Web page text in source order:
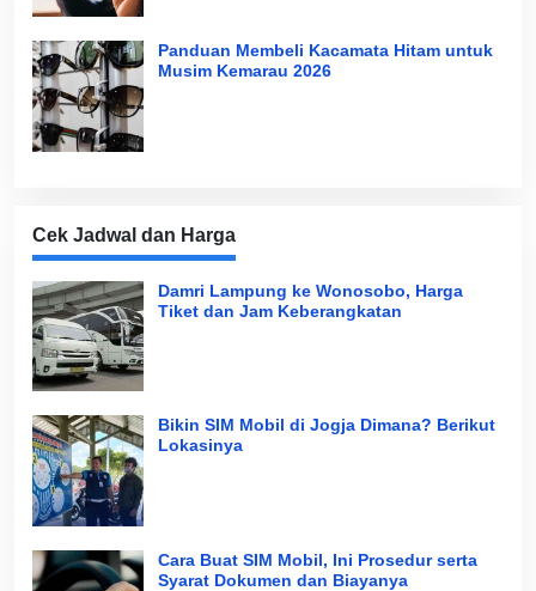
Panduan Membeli Kacamata Hitam untuk
Musim Kemarau 2026
Cek Jadwal dan Harga
Damri Lampung ke Wonosobo, Harga
Tiket dan Jam Keberangkatan
Bikin SIM Mobil di Jogja Dimana? Berikut
Lokasinya
Cara Buat SIM Mobil, Ini Prosedur serta
Syarat Dokumen dan Biayanya